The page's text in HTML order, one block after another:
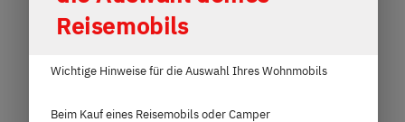
Reisemobils
Wichtige Hinweise für die Auswahl Ihres Wohnmobils
Beim Kauf eines Reisemobils oder Camper